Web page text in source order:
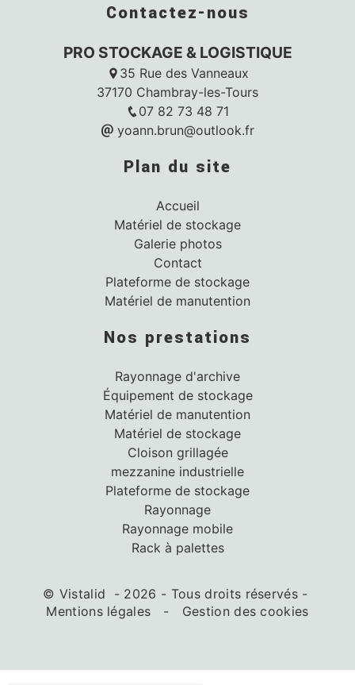
Contactez-nous
PRO STOCKAGE & LOGISTIQUE
35 Rue des Vanneaux
37170 Chambray-les-Tours
07 82 73 48 71
yoann.brun@outlook.fr
Plan du site
Accueil
Matériel de stockage
Galerie photos
Contact
Plateforme de stockage
Matériel de manutention
Nos prestations
Rayonnage d'archive
Équipement de stockage
Matériel de manutention
Matériel de stockage
Cloison grillagée
mezzanine industrielle
Plateforme de stockage
Rayonnage
Rayonnage mobile
Rack à palettes
© Vistalid
- 2026 - Tous droits réservés -
Mentions légales
- Gestion des cookies